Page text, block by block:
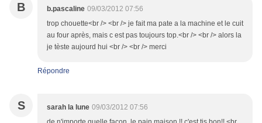
B b.pascaline 09/03/2012 07:56
trop chouette<br /> <br /> je fait ma pate a la machine et le cuit
au four après, mais c est pas toujours top.<br /> <br /> alors la
je tèste aujourd hui <br /> <br /> merci
Répondre
S sarah la lune 09/03/2012 07:56